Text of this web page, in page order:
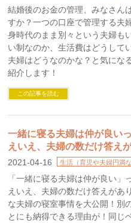
結婚後のお金の管理、みなさん
すか？一つの口座で管理する夫
身時代のまま別々という夫婦も
い制なのか、生活費はどうして
夫婦はどうなのかな？と気にな
紹介します！
この記事を読む
一緒に寝る夫婦は仲が良い
えいえ、夫婦の数だけ答え
2021-04-16 生活（育児や夫婦円満な
「一緒に寝る夫婦は仲が良い」
えいえ、夫婦の数だけ答えがあ
な夫婦の寝室事情を大公開！別
とにも納得できる理由が！同じ